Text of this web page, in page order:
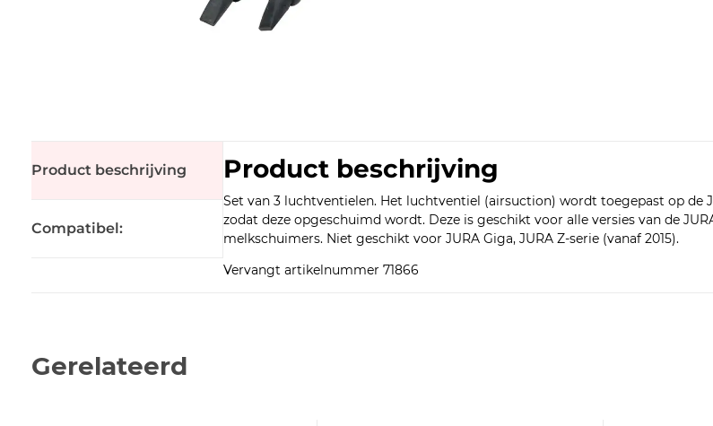
Product beschrijving
Compatibel:
Product beschrijving
Set van 3 luchtventielen. Het luchtventiel (airsuction) wordt toegepast op
zodat deze opgeschuimd wordt. Deze is geschikt voor alle versies van de
melkschuimers. Niet geschikt voor JURA Giga, JURA Z-serie (vanaf 2015).
Vervangt artikelnummer 71866
Gerelateerd